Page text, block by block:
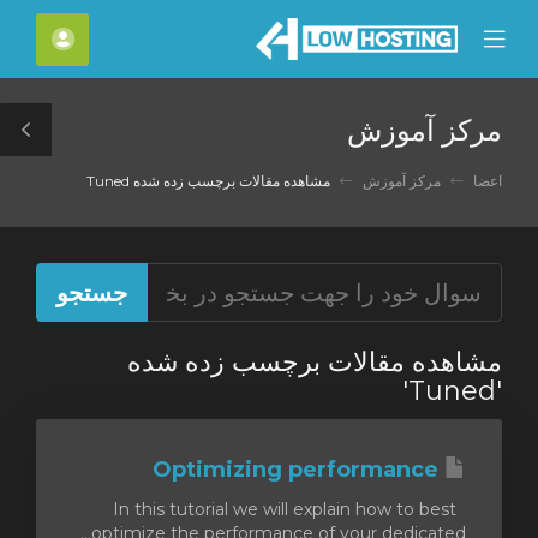
Mobile
Menu
مرکز آموزش
اعضا مرکز آموزش مشاهده مقالات برچسب زده شده Tuned
مشاهده مقالات برچسب زده شده
'Tuned'
In this tutorial we will explain how to best
optimize the performance of your dedicated...